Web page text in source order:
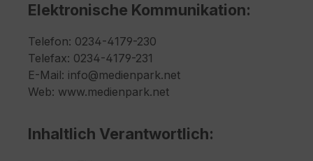
Elektronische Kommunikation:
Telefon: 0234-4179-230
Telefax: 0234-4179-231
E-Mail: info@medienpark.net
Web: www.medienpark.net
Inhaltlich Verantwortlich: